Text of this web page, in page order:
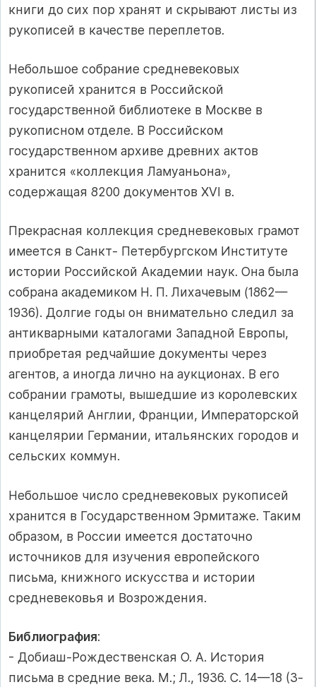
книги до сих пор хранят и скрывают листы из
рукописей в качестве переплетов.
Небольшое собрание средневековых
рукописей хранится в Российской
государственной библиотеке в Москве в
рукописном отделе. В Российском
государственном архиве древних актов
хранится «коллекция Ламуаньона»,
содержащая 8200 документов XVI в.
Прекрасная коллекция средневековых грамот
имеется в Санкт- Петербургском Институте
истории Российской Академии наук. Она была
собрана академиком Н. П. Лихачевым (1862—
1936). Долгие годы он внимательно следил за
антикварными каталогами Западной Европы,
приобретая редчайшие документы через
агентов, а иногда лично на аукционах. В его
собрании грамоты, вышедшие из королевских
канцелярий Англии, Франции, Императорской
канцелярии Германии, итальянских городов и
сельских коммун.
Небольшое число средневековых рукописей
хранится в Государственном Эрмитаже. Таким
образом, в России имеется достаточно
источников для изучения европейского
письма, книжного искусства и истории
средневековья и Возрождения.
Библиография:
- Добиаш-Рождественская О. А. История
письма в средние века. М.; Л., 1936. С. 14—18 (3-